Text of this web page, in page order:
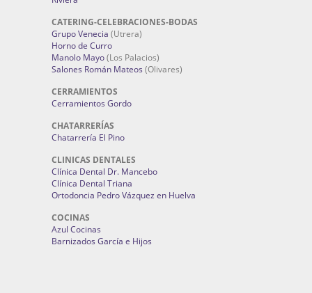
CATERING-CELEBRACIONES-BODAS
Grupo Venecia (Utrera)
Horno de Curro
Manolo Mayo(Los Palacios)
Salones Román Mateos (Olivares)
CERRAMIENTOS
Cerramientos Gordo
CHATARRERÍAS
Chatarrería El Pino
CLINICAS DENTALES
Clínica Dental Dr. Mancebo
Clínica Dental Triana
Ortodoncia Pedro Vázquez en Huelva
COCINAS
Azul Cocinas
Barnizados García e Hijos